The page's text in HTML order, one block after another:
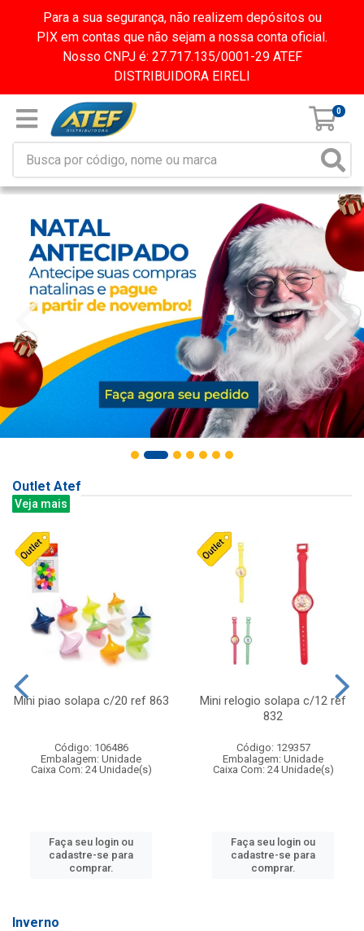
Para a sua segurança, não realizem depósitos ou
PIX em contas que não sejam a nossa conta oficial.
Nosso CNPJ é: 27.717.135/0001-29 ATEF
DISTRIBUIDORA EIRELI
0
Outlet Atef
Veja mais
Mini piao solapa c/20 ref 863
Código: 106486
Embalagem: Unidade
Caixa Com: 24 Unidade(s)
Faça seu login ou
cadastre-se para
comprar.
Mini relogio solapa c/12 ref
832
Código: 129357
Embalagem: Unidade
Caixa Com: 24 Unidade(s)
Faça seu login ou
cadastre-se para
comprar.
Inverno